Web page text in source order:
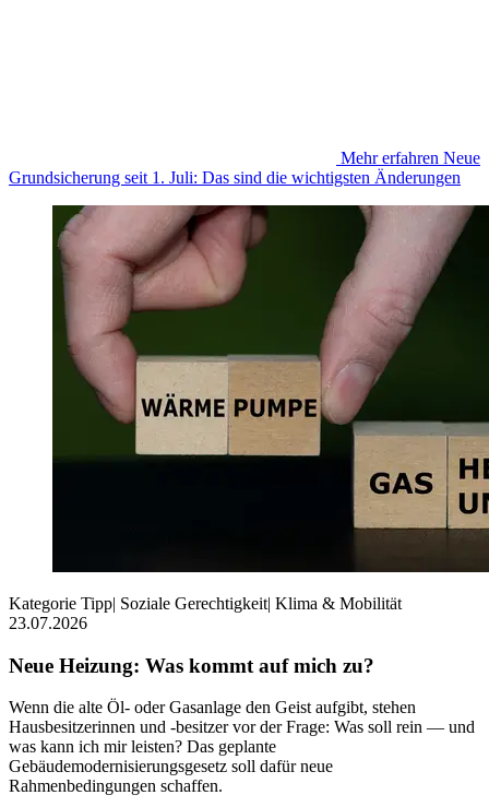
Mehr erfahren Neue
Grundsicherung seit 1. Juli: Das sind die wichtigsten Änderungen
Kategorie Tipp| Soziale Gerechtigkeit| Klima & Mobilität
23.07.2026
Neue Heizung: Was kommt auf mich zu?
Wenn die alte Öl- oder Gasanlage den Geist aufgibt, stehen
Hausbesitzerinnen und -besitzer vor der Frage: Was soll rein — und
was kann ich mir leisten? Das geplante
Gebäudemodernisierungsgesetz soll dafür neue
Rahmenbedingungen schaffen.